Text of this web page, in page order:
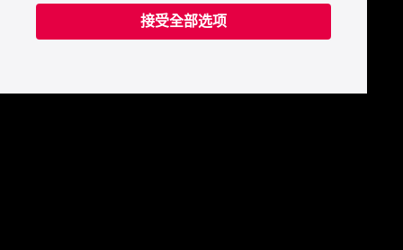
接受全部选项